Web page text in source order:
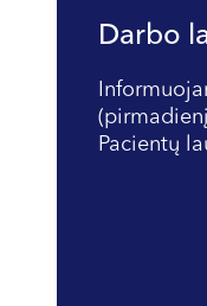
Darbo
Pacientų